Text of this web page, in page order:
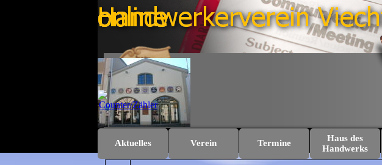
Aktuelles Verein ▼
Termine ▼
Haus des
Handwerks